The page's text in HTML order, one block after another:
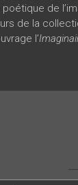
poétique de
de la
l’